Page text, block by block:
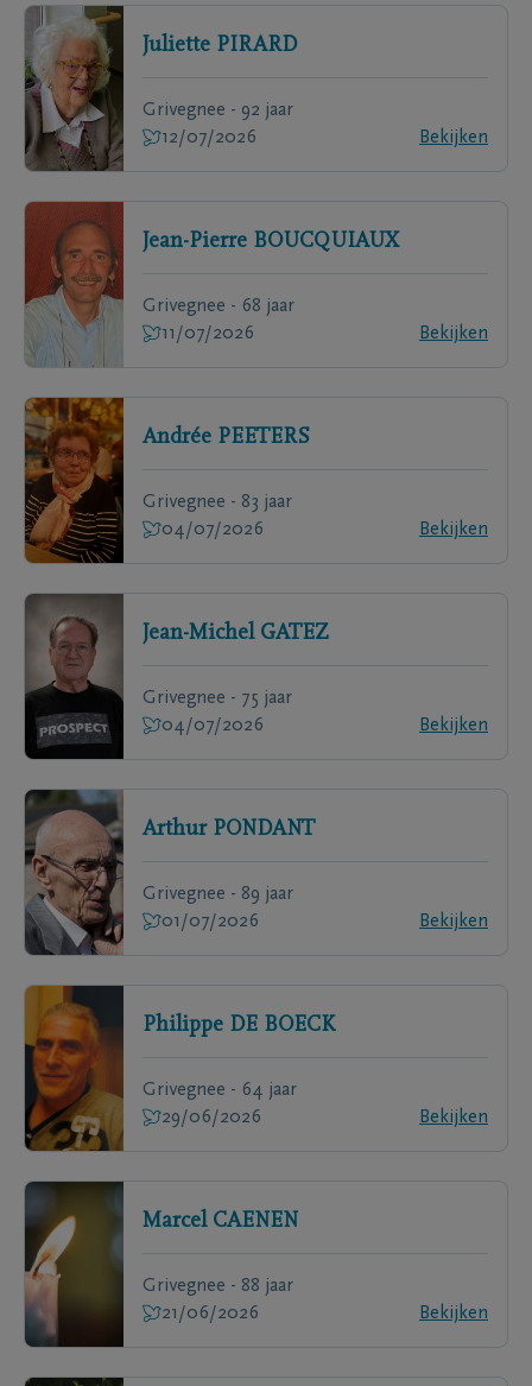
Juliette PIRARD
Grivegnee - 92 jaar
12/07/2026
Bekijken
Jean-Pierre BOUCQUIAUX
Grivegnee - 68 jaar
11/07/2026
Bekijken
Andrée PEETERS
Grivegnee - 83 jaar
04/07/2026
Bekijken
Jean-Michel GATEZ
Grivegnee - 75 jaar
04/07/2026
Bekijken
Arthur PONDANT
Grivegnee - 89 jaar
01/07/2026
Bekijken
Philippe DE BOECK
Grivegnee - 64 jaar
29/06/2026
Bekijken
Marcel CAENEN
Grivegnee - 88 jaar
21/06/2026
Bekijken